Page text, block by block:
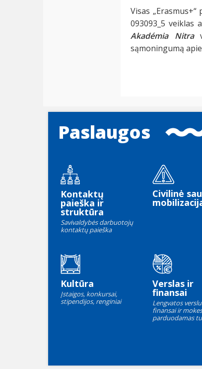
Visas
093093_5
Akadémia Nitra
sąmoningumą
Paslaugos
Kontaktų
paieška ir
struktūra
Savivaldybės darbuotojų
kontaktų paieška
Civilinė
Kultūra
Įstaigos, konkursai,
stipendijos, renginiai
Verslas ir
finansai
Lengvatos
finansai ir
parduodamas